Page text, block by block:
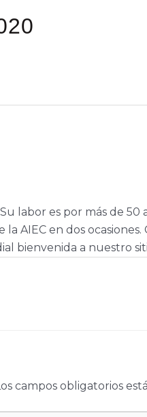
labor es por más de 50
AIEC en dos ocasiones.
bienvenida a nuestro
campos obligatorios